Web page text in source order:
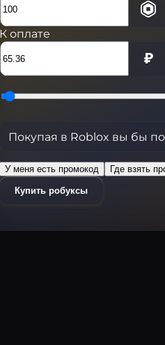
К оплате
₽
Покупая в Roblox вы бы
У меня есть промокод Где взять
Купить робуксы